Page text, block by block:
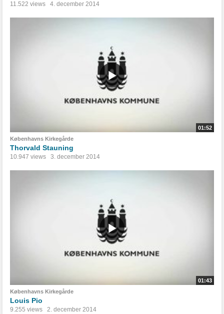
11.522 views 4. december 2014
01:52
Københavns Kirkegårde
Thorvald Stauning
10.947 views 3. december 2014
01:43
Københavns Kirkegårde
Louis Pio
9.255 views 2. december 2014